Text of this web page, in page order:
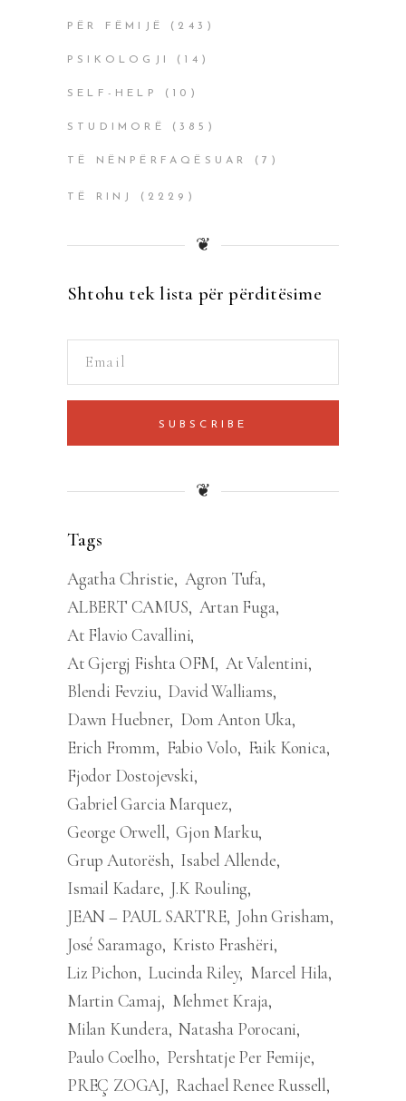
PËR FËMIJË (243)
PSIKOLOGJI (14)
SELF-HELP (10)
STUDIMORË (385)
TË NËNPËRFAQËSUAR (7)
TË RINJ (2229)
❦
Shtohu tek lista për përditësime
SUBSCRIBE
❦
Tags
Agatha Christie Agron Tufa
ALBERT CAMUS Artan Fuga
At Flavio Cavallini
At Gjergj Fishta OFM At Valentini
Blendi Fevziu David Walliams
Dawn Huebner Dom Anton Uka
Erich Fromm
Fabio Volo
Faik Konica
Fjodor Dostojevski
Gabriel Garcia Marquez
George Orwell Gjon Marku
Grup Autorësh Isabel Allende
Ismail Kadare J.K Rouling
JEAN – PAUL SARTRE John Grisham
José Saramago Kristo Frashëri
Liz Pichon Lucinda Riley Marcel Hila
Martin Camaj
Mehmet Kraja
Milan Kundera Natasha Porocani
Paulo Coelho
Pershtatje Per Femije
PREÇ ZOGAJ
Rachael Renee Russell